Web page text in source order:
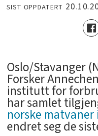
SIST OPPDATERT
Oslo/Stavanger
Forsker
institutt for
har samlet
norske
endret seg de